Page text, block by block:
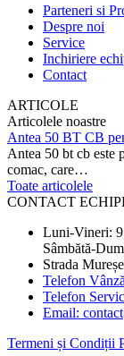
Parteneri si
Despre noi
Service
Inchiriere
Contact
ARTICOLE
Articolele noastre
Antea 50 BT CB
Antea 50 bt cb este
comac, care…
Toate articolele
CONTACT
Luni-Vineri:
Sâmbătă-
Strada
Telefon
Telefon
Email:
Termeni și Condiții